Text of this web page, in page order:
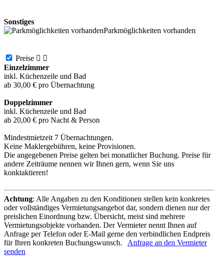
Sonstiges
Parkmöglichkeiten vorhanden
Preise  
Einzelzimmer
inkl. Küchenzeile und Bad
ab 30,00 € pro Übernachtung
Doppelzimmer
inkl. Küchenzeile und Bad
ab 20,00 € pro Nacht & Person
Mindestmietzeit 7 Übernachtungen.
Keine Maklergebühren, keine Provisionen.
Die angegebenen Preise gelten bei monatlicher Buchung. Preise für
andere Zeiträume nennen wir Ihnen gern, wenn Sie uns
konktaktieren!
Achtung: Alle Angaben zu den Konditionen stellen kein konkretes
oder vollständiges Vermietungsangebot dar, sondern dienen nur der
preislichen Einordnung bzw. Übersicht, meist sind mehrere
Vermietungsobjekte vorhanden. Der Vermieter nennt Ihnen auf
Anfrage per Telefon oder E-Mail gerne den verbindlichen Endpreis
für Ihren konkreten Buchungswunsch. Anfrage an den Vermieter
senden